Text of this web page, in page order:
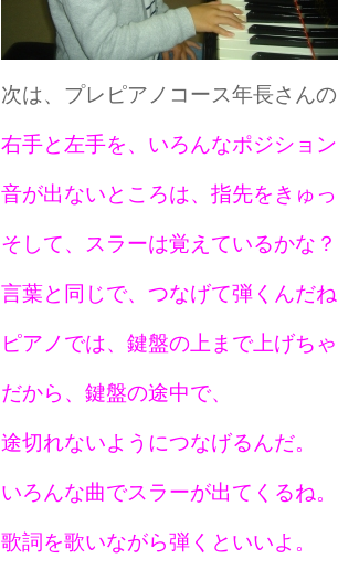
次は、プレピアノコース年長さんの
右手と左手を、いろんなポジション
音が出ないところは、指先をきゅっ
そして、スラーは覚えているかな？
言葉と同じで、つなげて弾くんだね
ピアノでは、鍵盤の上まで上げち
だから、鍵盤の途中で、
途切れないようにつなげるんだ。
いろんな曲でスラーが出てくるね。
歌詞を歌いながら弾くといいよ。